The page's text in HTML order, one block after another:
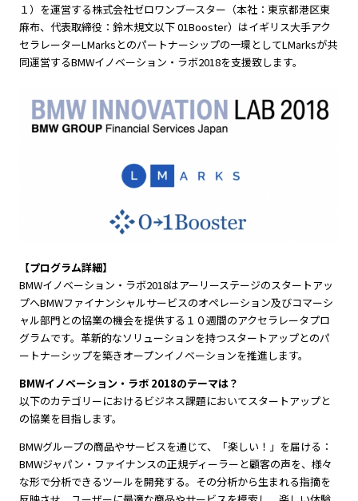
１）を運営する株式会社ゼロワンブースター（本社：東京都港区東
⿇布、代表取締役：鈴木規⽂以下 01Booster）はイギリス大手アク
セラレーターLMarksとのパートナーシップの一環としてLMarksが共
同運営するBMWイノベーション・ラボ2018を支援致します。
【プログラム詳細】
BMWイノベーション・ラボ2018はアーリーステージのスタートアッ
プへBMWファイナンシャルサービスのオペレーション及びコマーシ
ャル部門との協業の機会を提供する１０週間のアクセラレータプロ
グラムです。革新的なソリューションを持つスタートアップとのパ
ートナーシップを築きオープンイノベーションを推進します。
BMWイノベーション・ラボ 2018のテーマは？
以下のカテゴリーにおけるビジネス課題においてスタートアップと
の協業を目指します。
BMWグループの商品やサービスを通じて、「楽しい！」を届ける：
BMWジャパン・ファイナンスの正規ディーラーと顧客の声を、様々
な形で分析できるツールを開発する。その分析から生まれる指摘を